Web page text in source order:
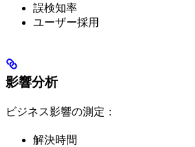
誤検知率
ユーザー採用
影響分析
ビジネス影響の測定：
解決時間